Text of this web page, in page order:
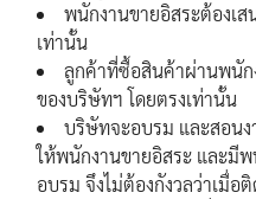
พนักงานขายอิสระต้องเ
เท่านั้น
ลูกค้าที่ซื้อสินค้าผ่านพนัก
ของบริษัทฯ โดยตรงเท่านั้น
บริษัทจะอบรม และสอนง
ให้พนักงานขายอิสระ และมี
อบรม จึงไม่ต้องกังวลว่าเมื่